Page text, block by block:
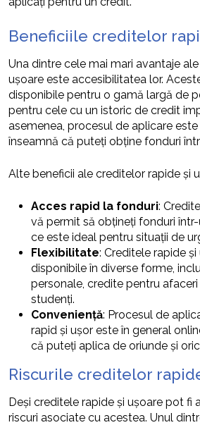
Beneficiile creditelor
Una dintre cele mai mari avantaje
ușoare este accesibilitatea lor.
disponibile pentru o gamă largă de
pentru cele cu un istoric de credit
asemenea, procesul de aplicare este
înseamnă că puteți obține fonduri
Alte beneficii ale creditelor rapide și
Acces rapid la fonduri:
vă permit să obțineți fonduri
ce este ideal pentru situații de
Flexibilitate: Creditele rapide
disponibile în diverse forme,
personale, credite pentru
studenți.
Conveniență: Procesul de
rapid și ușor este în general
că puteți aplica de oriunde și
Riscurile creditelor
Deși creditele rapide și ușoare pot fi
riscuri asociate cu acestea. Unul